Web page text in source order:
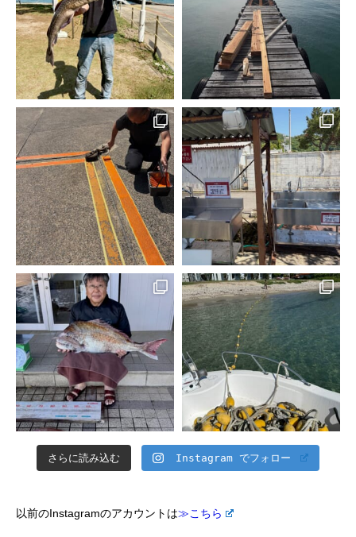
さらに読み込む Instagram でフォロー
以前のInstagramのアカウントは≫こちら